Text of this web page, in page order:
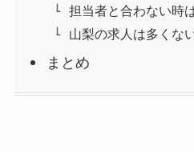
担当者と合わない時
山梨の求人は多くな
まとめ